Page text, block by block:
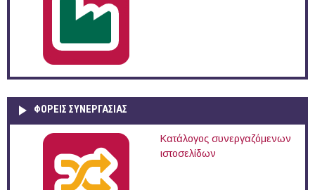
ΦΟΡΕΙΣ ΣΥΝΕΡΓΑΣΙΑΣ
Κατάλογος συνεργαζόμενων
ιστοσελίδων